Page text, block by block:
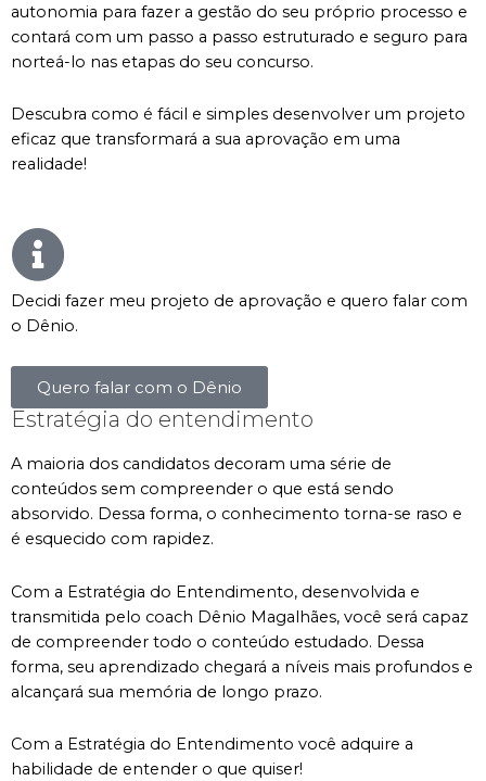
autonomia para fazer a gestão do seu próprio processo e
contará com um passo a passo estruturado e seguro para
norteá-lo nas etapas do seu concurso.
Descubra como é fácil e simples desenvolver um projeto
eficaz que transformará a sua aprovação em uma
realidade!
Decidi fazer meu projeto de aprovação e quero falar com
o Dênio.
Quero falar com o Dênio
Estratégia do entendimento
A maioria dos candidatos decoram uma série de
conteúdos sem compreender o que está sendo
absorvido. Dessa forma, o conhecimento torna-se raso e
é esquecido com rapidez.
Com a Estratégia do Entendimento, desenvolvida e
transmitida pelo coach Dênio Magalhães, você será capaz
de compreender todo o conteúdo estudado. Dessa
forma, seu aprendizado chegará a níveis mais profundos e
alcançará sua memória de longo prazo.
Com a Estratégia do Entendimento você adquire a
habilidade de entender o que quiser!